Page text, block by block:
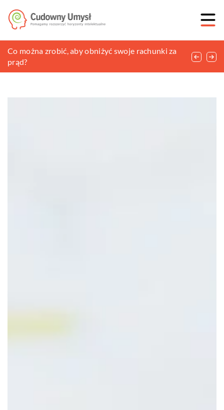
Roboty przemysłowe – jakie mają plusy?
Co można zrobić, aby obniżyć swoje rachunki za
prąd?
Kołdra dla dzieci – jak wybrać tę właściwą?